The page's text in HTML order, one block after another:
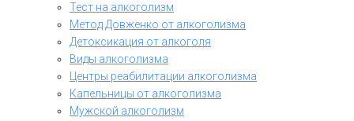
Тест на алкоголизм
Метод Довженко от алкоголизма
Детоксикация от алкоголя
Виды алкоголизма
Центры реабилитации алкоголизма
Капельницы от алкоголизма
Мужской алкоголизм